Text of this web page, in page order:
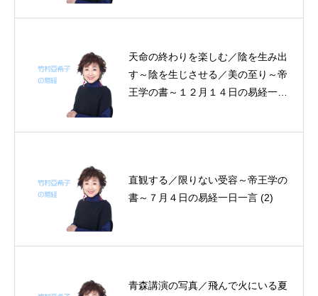
天命の終わりを楽しむ／陰を生み出
す～陰を生じさせる／美の至り～帝
王学の書～１２月１４日の易経一日
直観する／限りない受容～帝王学の
書～７月４日の易経一日一言 (2)
青森講演の写真／飛んで火にいる夏